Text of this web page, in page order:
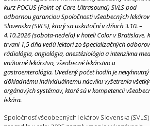
kurz POCUS (Point-of-Care-Ultrasound) SVLS pod
odbornou garanciou Spoločnosti všeobecných lekárov
Slovenska (SVLS), ktorý sa uskutoční v dňoch 3.10. –
4.10.2026 (sobota-nedeľa) v hoteli Color v Bratislave.
trvaní 1,5 dňa vedú lektori zo špecializačných odborov
rádiológia, angiológia, anestéziológia a intenzívna
vnútorné lekárstvo, všeobecné lekárstvo a
gastroenterológia. Uvedený počet hodín je
dôkladnému individuálnemu nácviku vyšetrenia
orgánových systémov, ktoré sú v kompetencii
lekára.
Spoločnosť všeobecných lekárov Slovenska (SVLS)